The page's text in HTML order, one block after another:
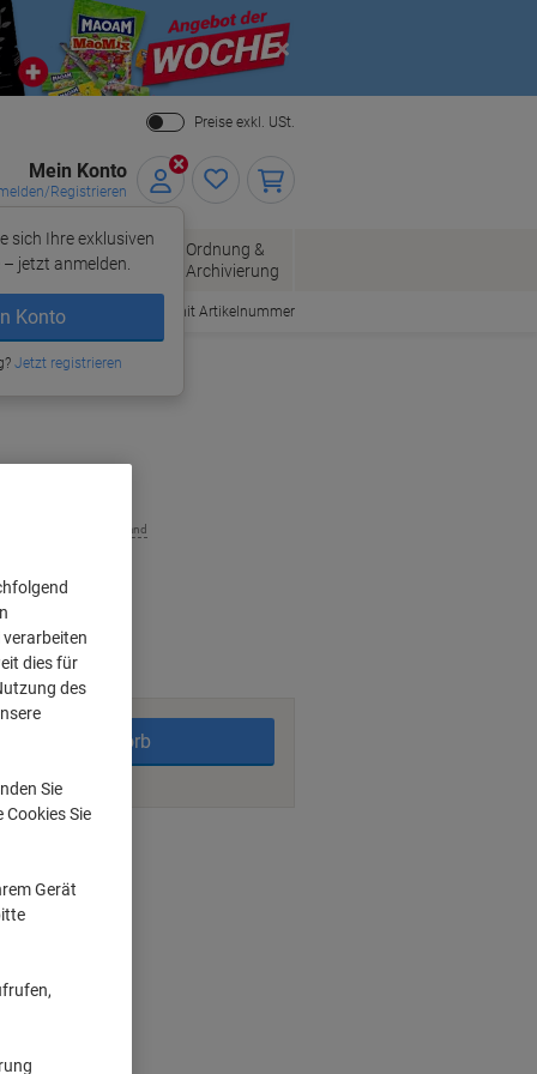
Close
Preise exkl. USt.
Mein Konto
Registrieren
sich Ihre exklusiven
jetzt anmelden.
Konto
Jetzt registrieren
Bürobedarf
Ordnung &
Archivierung
Bestellen mit Artikelnummer
zzgl. Versand
In den Warenkorb
dies für
des
Sie
Sie
Gerät